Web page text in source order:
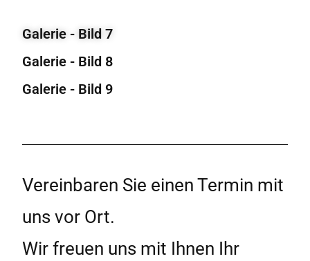
Galerie - Bild 7
Galerie - Bild 8
Galerie - Bild 9
Vereinbaren Sie einen Termin mit
uns vor Ort.
Wir freuen uns mit Ihnen Ihr